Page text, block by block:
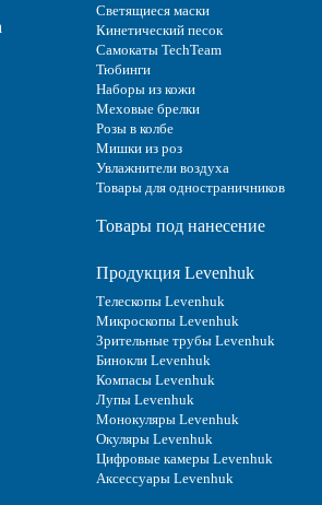
Светящиеся маски
Кинетический песок
Самокаты TechTeam
Тюбинги
Наборы из кожи
Меховые брелки
Розы в колбе
Мишки из роз
Увлажнители воздуха
Товары для одностраничников
Товары под нанесение
Продукция Levenhuk
Телескопы Levenhuk
Микроскопы Levenhuk
Зрительные трубы Levenhuk
Бинокли Levenhuk
Компасы Levenhuk
Лупы Levenhuk
Монокуляры Levenhuk
Окуляры Levenhuk
Цифровые камеры Levenhuk
Аксессуары Levenhuk